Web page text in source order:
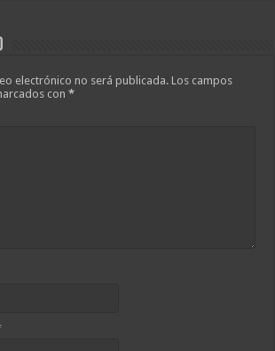
electrónico no será publicada. Los campos
con*